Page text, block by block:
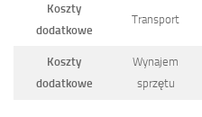
Koszty
dodatkowe
Transport
Koszty
dodatkowe
Wynajem
sprzętu